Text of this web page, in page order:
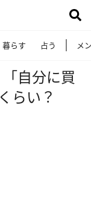
暮らす 占う メ
「⾃分に買
らい？